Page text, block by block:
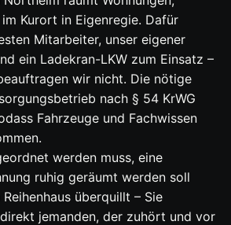
Kurort in Eigenregie. Dafür
Mitarbeiter, unser eigener
ein Ladekran-LKW zum Einsatz –
wir nicht. Die nötige
nach § 54 KrWG
Fahrzeuge und Fachwissen
werden muss, eine
ruhig geräumt werden soll
überquillt – Sie
jemanden, der zuhört und vor